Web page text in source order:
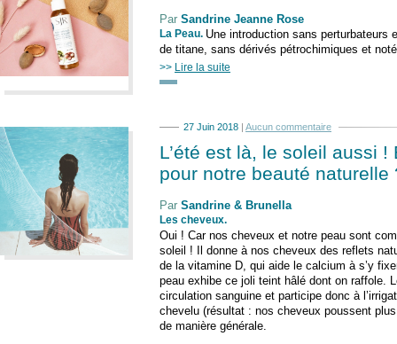
Par Sandrine Jeanne Rose
La Peau. Une introduction sans perturbateurs
de titane, sans dérivés pétrochimiques et
>> Lire la suite
27 Juin 2018 | Aucun commentaire
L’été est là, le soleil aussi
pour notre beauté naturelle
Par Sandrine & Brunella
Les cheveux.
Oui ! Car nos cheveux et notre peau sont
soleil ! Il donne à nos cheveux des reflets
de la vitamine D, qui aide le calcium à s’y
peau exhibe ce joli teint hâlé dont on raffole.
circulation sanguine et participe donc à
chevelu (résultat : nos cheveux poussent
de manière générale.